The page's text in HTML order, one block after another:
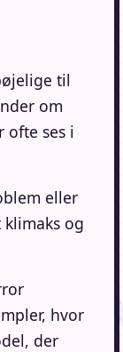
til
om
ofte ses i
eller
og
hvor
der